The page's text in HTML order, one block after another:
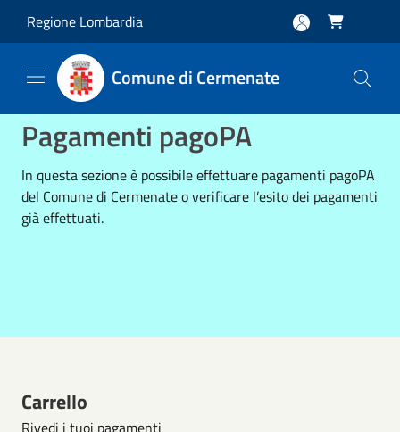
Regione Lombardia 
Comune di Cermenate
Pagamenti pagoPA
In questa sezione è possibile effettuare pagamenti pagoPA
del Comune di Cermenate o verificare l’esito dei pagamenti
già effettuati.
Carrello
Rivedi i tuoi pagamenti